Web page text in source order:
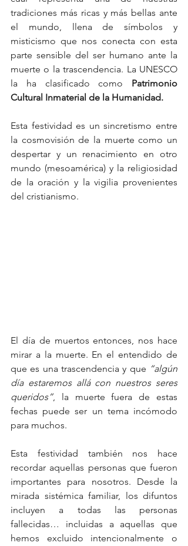
tradiciones más ricas y más bellas ante
el mundo, llena de símbolos y
misticismo que nos conecta con esta
parte sensible del ser humano ante la
muerte o la trascendencia. La UNESCO
la ha clasificado como Patrimonio
Cultural Inmaterial de la Humanidad.
Esta festividad es un sincretismo entre
la cosmovisión de la muerte como un
despertar y un renacimiento en otro
mundo (mesoamérica) y la religiosidad
de la oración y la vigilia provenientes
del cristianismo.
El día de muertos entonces, nos hace
mirar a la muerte. En el entendido de
que es una trascendencia y que “algún
día estaremos allá con nuestros seres
queridos”, la muerte fuera de estas
fechas puede ser un tema incómodo
para muchos.
Esta festividad también nos hace
recordar aquellas personas que fueron
importantes para nosotros. Desde la
mirada sistémica familiar, los difuntos
incluyen a todas las personas
fallecidas… incluidas a aquellas que
hemos excluido intencionalmente o